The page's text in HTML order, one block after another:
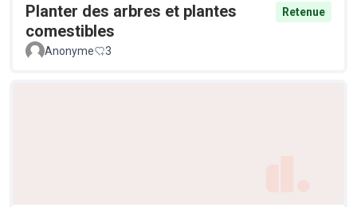
Planter des arbres et plantes
comestibles
Retenue
Anonyme 3